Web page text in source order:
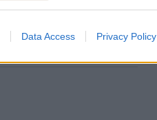
Data Access Privacy Policy